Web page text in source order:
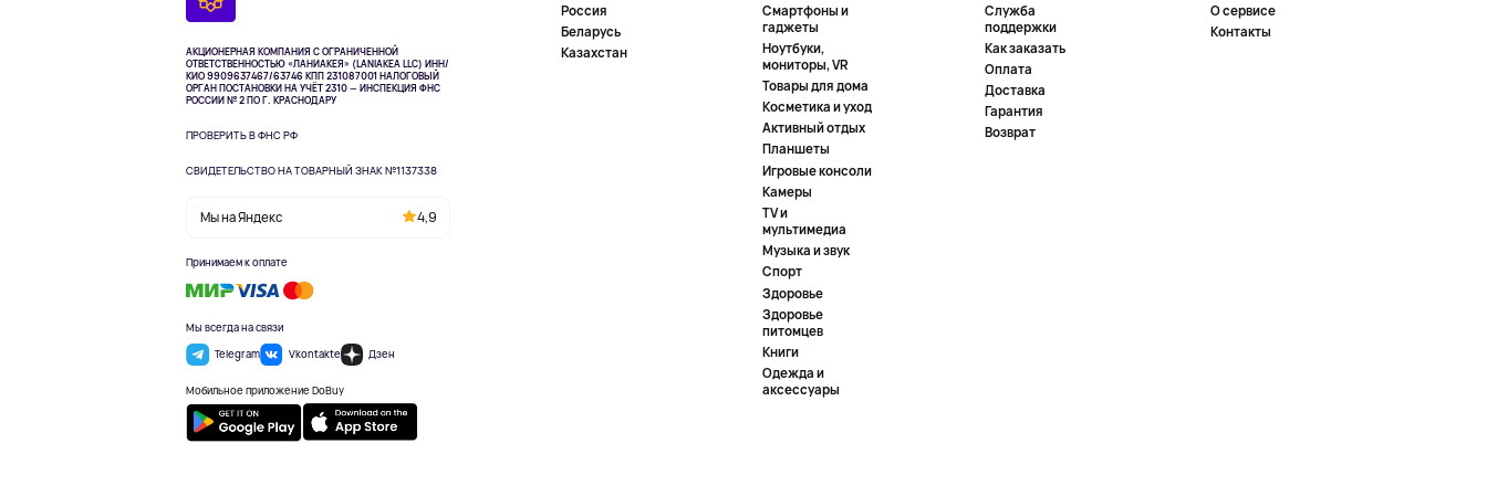
АКЦИОНЕРНАЯ КОМПАНИЯ С ОГРАНИЧЕННОЙ
ОТВЕТСТВЕННОСТЬЮ «ЛАНИАКЕЯ» (LANIAKEA LLC) ИНН/
КИО 9909637467/63746 КПП 231087001 НАЛОГОВЫЙ
ОРГАН ПОСТАНОВКИ НА УЧЁТ 2310 — ИНСПЕКЦИЯ ФНС
РОССИИ № 2 ПО Г. КРАСНОДАРУ
ПРОВЕРИТЬ В ФНС РФ
СВИДЕТЕЛЬСТВО НА ТОВАРНЫЙ ЗНАК №1137338
Мы на Яндекс 4,9
Принимаем к оплате
Мы всегда на связи
Telegram
Vkontakte Дзен
Мобильное приложение DoBuy
Россия
Беларусь
Казахстан
Смартфоны и
гаджеты
Ноутбуки,
мониторы, VR
Товары для дома
Косметика и уход
Активный отдых
Планшеты
Игровые консоли
Камеры
TV и
мультимедиа
Музыка и звук
Спорт
Здоровье
Здоровье
питомцев
Книги
Одежда и
аксессуары
Служба
поддержки
Как заказать
Оплата
Доставка
Гарантия
Возврат
О сервисе
Контакты